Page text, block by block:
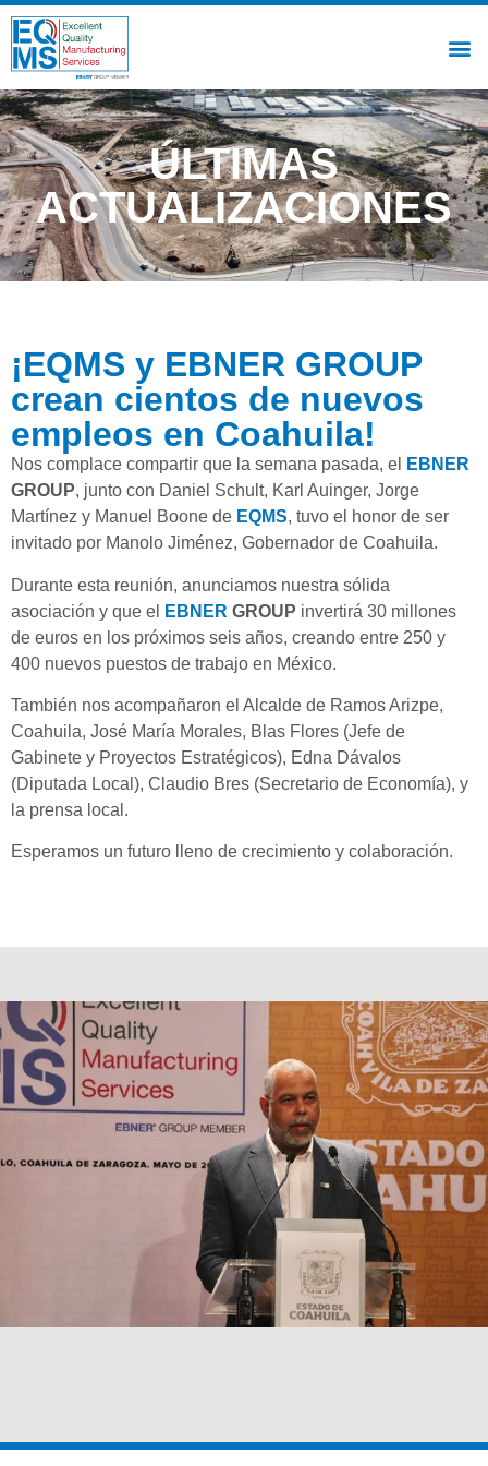
ÚLTIMAS
ACTUALIZACIONES
¡EQMS y EBNER GROUP
crean cientos de nuevos
empleos en Coahuila!
Nos complace compartir que la semana pasada, el
EBNER
GROUP, junto con Daniel Schult, Karl Auinger, Jorge
Martínez y Manuel Boone de EQMS, tuvo el honor de ser
invitado por Manolo Jiménez, Gobernador de Coahuila.
Durante esta reunión, anunciamos nuestra sólida
asociación y que el
EBNER GROUP invertirá 30 millones
de euros en los próximos seis años, creando entre 250 y
400 nuevos puestos de trabajo en México.
También nos acompañaron el Alcalde de Ramos Arizpe,
Coahuila, José María Morales, Blas Flores (Jefe de
Gabinete y Proyectos Estratégicos), Edna Dávalos
(Diputada Local), Claudio Bres (Secretario de Economía), y
la prensa local.
Esperamos un futuro lleno de crecimiento y colaboración.